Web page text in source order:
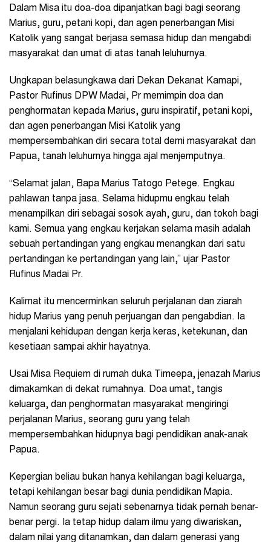
Dalam Misa itu doa-doa dipanjatkan bagi bagi seorang
Marius, guru, petani kopi, dan agen penerbangan Misi
Katolik yang sangat berjasa semasa hidup dan mengabdi
masyarakat dan umat di atas tanah leluhurnya.
Ungkapan belasungkawa dari Dekan Dekanat Kamapi,
Pastor Rufinus DPW Madai, Pr memimpin doa dan
penghormatan kepada Marius, guru inspiratif, petani kopi,
dan agen penerbangan Misi Katolik yang
mempersembahkan diri secara total demi masyarakat dan
Papua, tanah leluhurnya hingga ajal menjemputnya.
“Selamat jalan, Bapa Marius Tatogo Petege. Engkau
pahlawan tanpa jasa. Selama hidupmu engkau telah
menampilkan diri sebagai sosok ayah, guru, dan tokoh bagi
kami. Semua yang engkau kerjakan selama masih adalah
sebuah pertandingan yang engkau menangkan dari satu
pertandingan ke pertandingan yang lain,” ujar Pastor
Rufinus Madai Pr.
Kalimat itu mencerminkan seluruh perjalanan dan ziarah
hidup Marius yang penuh perjuangan dan pengabdian. Ia
menjalani kehidupan dengan kerja keras, ketekunan, dan
kesetiaan sampai akhir hayatnya.
Usai Misa Requiem di rumah duka Timeepa, jenazah Marius
dimakamkan di dekat rumahnya. Doa umat, tangis
keluarga, dan penghormatan masyarakat mengiringi
perjalanan Marius, seorang guru yang telah
mempersembahkan hidupnya bagi pendidikan anak-anak
Papua.
Kepergian beliau bukan hanya kehilangan bagi keluarga,
tetapi kehilangan besar bagi dunia pendidikan Mapia.
Namun seorang guru sejati sebenarnya tidak pernah benar-
benar pergi. Ia tetap hidup dalam ilmu yang diwariskan,
dalam nilai yang ditanamkan, dan dalam generasi yang